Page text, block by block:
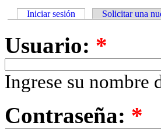
Iniciar sesión Solicitar una
Usuario: *
Ingrese su nombre
Contraseña: *